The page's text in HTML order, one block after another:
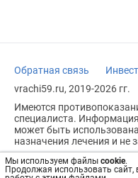
Мы используем файлы cookie.
Продолжая использовать сайт,
Обратная связь
vrachi59.ru, 2019-2026 гг.
Имеются
специалиста.
может быть
назначения лечения и не
Возрастное ограничение: